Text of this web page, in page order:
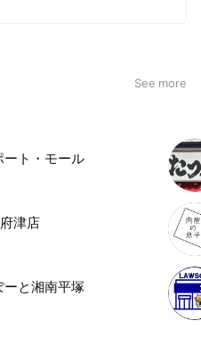
See more
ート・モール
津店
と湘南平塚